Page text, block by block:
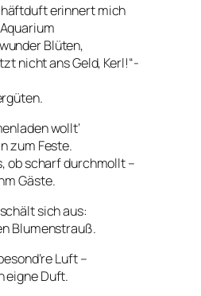
erinnert mich
Blüten,
nicht ans Geld, Kerl!“-
wollt‘
zum Feste.
ob scharf durchmollt –
Gäste.
sich aus:
Blumenstrauß.
Luft –
eigne Duft.